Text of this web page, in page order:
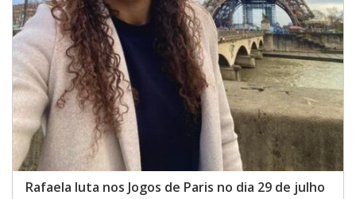
Rafaela luta nos Jogos de Paris no dia 29 de julho